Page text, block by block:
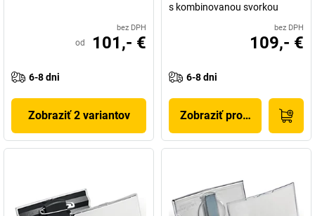
bez DPH
od 101,- €
6-8 dni
Zobraziť 2 variantov
s kombinovanou svorkou
bez DPH
109,- €
6-8 dni
Zobraziť produkt